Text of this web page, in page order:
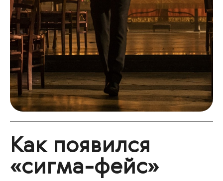
Как появился
«сигма-фейс»